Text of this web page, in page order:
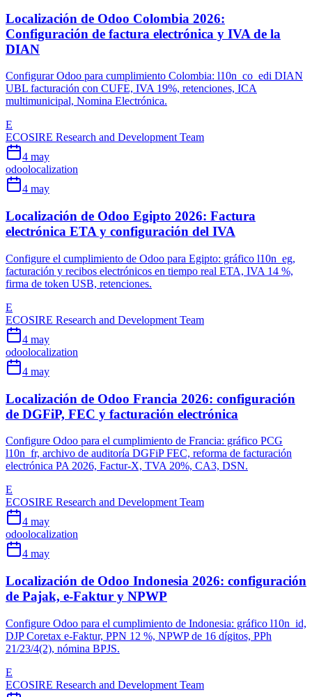
Localización de Odoo Colombia 2026:
Configuración de factura electrónica y IVA de la
DIAN
Configurar Odoo para cumplimiento Colombia: l10n_co_edi DIAN
UBL facturación con CUFE, IVA 19%, retenciones, ICA
multimunicipal, Nomina Electrónica.
E
ECOSIRE Research and Development Team
4 may
odoolocalization
4 may
Localización de Odoo Egipto 2026: Factura
electrónica ETA y configuración del IVA
Configure el cumplimiento de Odoo para Egipto: gráfico l10n_eg,
facturación y recibos electrónicos en tiempo real ETA, IVA 14 %,
firma de token USB, retenciones.
E
ECOSIRE Research and Development Team
4 may
odoolocalization
4 may
Localización de Odoo Francia 2026: configuración
de DGFiP, FEC y facturación electrónica
Configure Odoo para el cumplimiento de Francia: gráfico PCG
l10n_fr, archivo de auditoría DGFiP FEC, reforma de facturación
electrónica PA 2026, Factur-X, TVA 20%, CA3, DSN.
E
ECOSIRE Research and Development Team
4 may
odoolocalization
4 may
Localización de Odoo Indonesia 2026: configuración
de Pajak, e-Faktur y NPWP
Configure Odoo para el cumplimiento de Indonesia: gráfico l10n_id,
DJP Coretax e-Faktur, PPN 12 %, NPWP de 16 dígitos, PPh
21/23/4(2), nómina BPJS.
E
ECOSIRE Research and Development Team